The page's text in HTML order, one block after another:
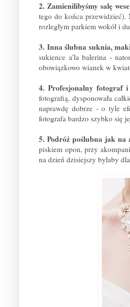
2. Zamienilibyśmy salę
tego do końca przewidzieć).
rozległym parkiem wokół i
3. Inna ślubna suknia,
sukience a'la balerina -
obowiązkowo wianek w
4. Profesjonalny fotograf i
fotografią, dysponowała
naprawdę dobrze - o tyle
fotografa bardzo szybko się
5. Podróż poślubna jak
piskiem opon, przy
na dzień dzisiejszy byłaby